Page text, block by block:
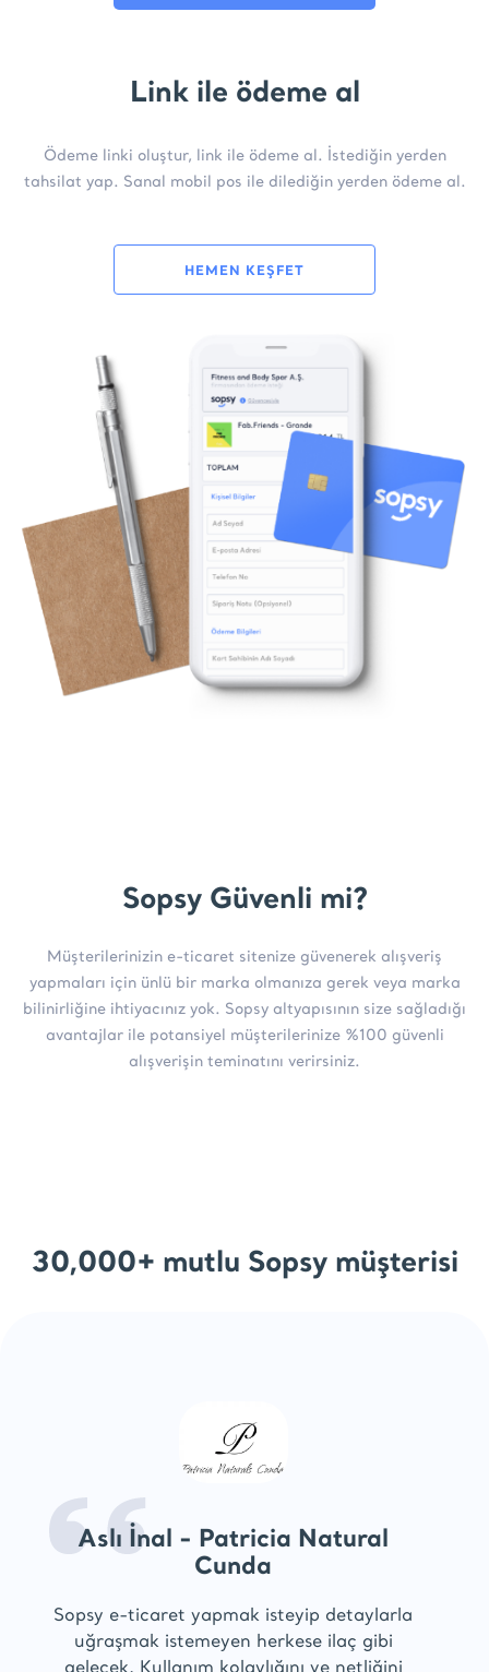
Link ile ödeme al
Ödeme linki oluştur, link ile ödeme al. İstediğin yerden
tahsilat yap. Sanal mobil pos ile dilediğin yerden ödeme al.
HEMEN KEŞFET
Sopsy Güvenli mi?
Müşterilerinizin e-ticaret sitenize güvenerek alışveriş
yapmaları için ünlü bir marka olmanıza gerek veya marka
bilinirliğine ihtiyacınız yok. Sopsy altyapısının size sağladığı
avantajlar ile potansiyel müşterilerinize %100 güvenli
alışverişin teminatını verirsiniz.
30,000+ mutlu Sopsy müşterisi
Aslı İnal - Patricia Natural
Cunda
Sopsy e-ticaret yapmak isteyip detaylarla
uğraşmak istemeyen herkese ilaç gibi
gelecek. Kullanım kolaylığını ve netliğini